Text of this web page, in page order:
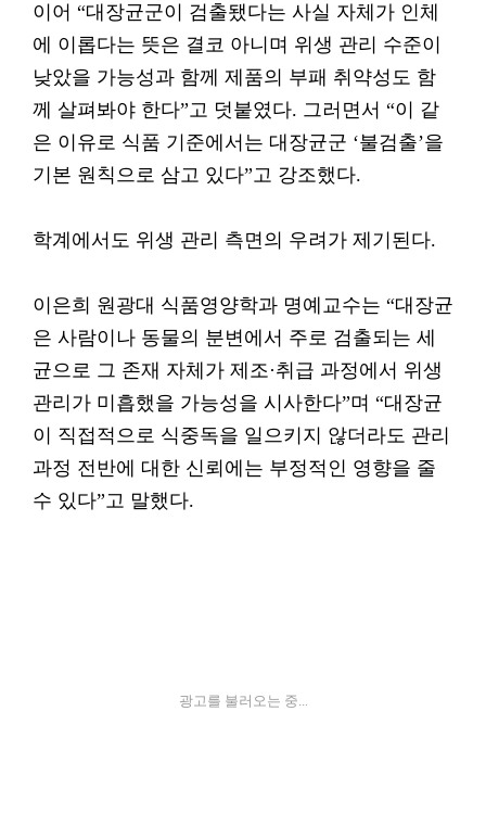
이어 “대장균군이 검출됐다는 사실 자체가 인체
에 이롭다는 뜻은 결코 아니며 위생 관리 수준이
낮았을 가능성과 함께 제품의 부패 취약성도 함
께 살펴봐야 한다”고 덧붙였다. 그러면서 “이 같
은 이유로 식품 기준에서는 대장균군 ‘불검출’을
기본 원칙으로 삼고 있다”고 강조했다.
학계에서도 위생 관리 측면의 우려가 제기된다.
이은희 원광대 식품영양학과 명예교수는 “대장균
은 사람이나 동물의 분변에서 주로 검출되는 세
균으로 그 존재 자체가 제조·취급 과정에서 위생
관리가 미흡했을 가능성을 시사한다”며 “대장균
이 직접적으로 식중독을 일으키지 않더라도 관리
과정 전반에 대한 신뢰에는 부정적인 영향을 줄
수 있다”고 말했다.
광고를 불러오는 중...